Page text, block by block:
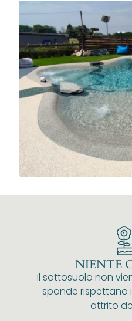
NIENTE
Il sottosuolo non
sponde rispettano
attrito